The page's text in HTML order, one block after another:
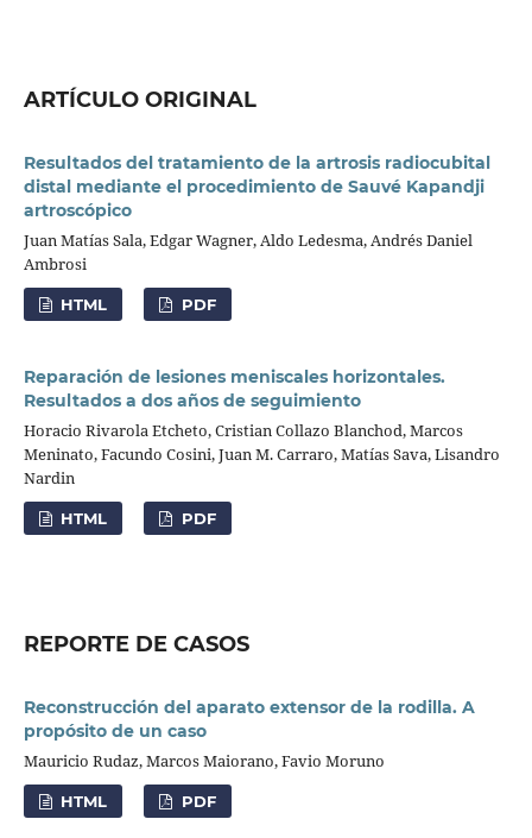
ARTÍCULO ORIGINAL
Resultados del tratamiento de la artrosis radiocubital
distal mediante el procedimiento de Sauvé Kapandji
artroscópico
Juan Matías Sala, Edgar Wagner, Aldo Ledesma, Andrés Daniel
Ambrosi
HTML PDF
Reparación de lesiones meniscales horizontales.
Resultados a dos años de seguimiento
Horacio Rivarola Etcheto, Cristian Collazo Blanchod, Marcos
Meninato, Facundo Cosini, Juan M. Carraro, Matías Sava, Lisandro
Nardin
HTML PDF
REPORTE DE CASOS
Reconstrucción del aparato extensor de la rodilla. A
propósito de un caso
Mauricio Rudaz, Marcos Maiorano, Favio Moruno
HTML PDF